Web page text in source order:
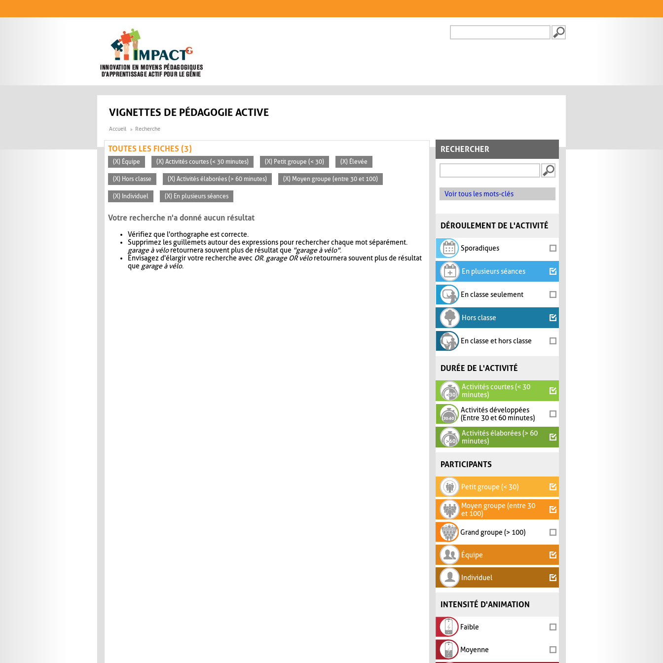
FORMULAIRE DE
VIGNETTES DE PÉDAGOGIE ACTIVE
Accueil Recherche
RECHERCHER
Voir tous les mots-clés
DÉROULEMENT DE L'ACTIVITÉ
Sporadiques
En plusieurs séances
En classe seulement
Hors classe
En classe et hors classe
DURÉE DE L'ACTIVITÉ
Activités courtes (< 30
minutes)
Activités développées
(Entre 30 et 60 minutes)
Activités élaborées (> 60
minutes)
PARTICIPANTS
Petit groupe (< 30)
Moyen groupe (entre 30
et 100)
Grand groupe (> 100)
Équipe
Individuel
INTENSITÉ D'ANIMATION
Faible
Moyenne
TOUTES LES FICHES (3)
(X) Équipe (X) Activités courtes (< 30 minutes) (X) Petit groupe (< 30) (X) Élevée
(X) Hors classe (X) Activités élaborées (> 60 minutes) (X) Moyen groupe (entre 30 et 100)
(X) Individuel (X) En plusieurs séances
Votre recherche n'a donné aucun résultat
Vérifiez que l'orthographe est correcte.
Supprimez les guillemets autour des expressions pour rechercher chaque mot séparément.
garage à véloretournera souvent plus de résultat que "garage à vélo".
Envisagez d'élargir votre recherche avec OR. garage OR véloretournera souvent plus de résultat
que garage à vélo.